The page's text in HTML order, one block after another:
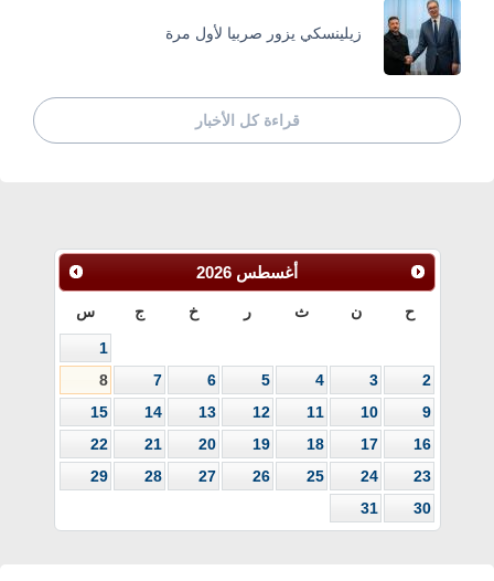
زيلينسكي يزور صربيا لأول مرة
قراءة كل الأخبار
أغسطس 2026
ح ن ث ر خ ج س
1
2
3
4
5
6
7
8
9
10
11
12
13
14
15
16
17
18
19
20
21
22
23
24
25
26
27
28
29
30
31